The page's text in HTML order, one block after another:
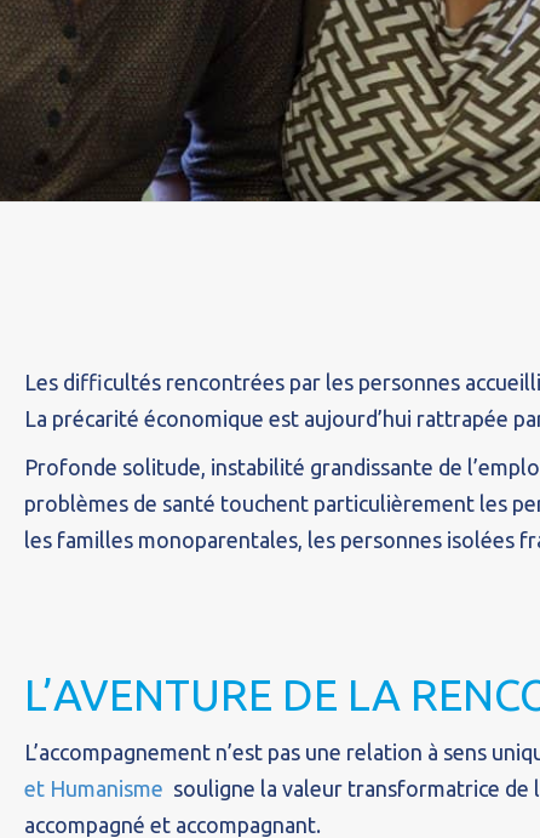
Les difficultés rencontrées par les personnes
La précarité économique est aujourd’hui rattrapée
Profonde solitude, instabilité grandissante de
problèmes de santé touchent particulièrement les
les familles monoparentales, les personnes isolées
L’AVENTURE DE LA
L’accompagnement n’est pas une relation à sens
et Humanisme souligne la valeur transformatrice de
accompagné et accompagnant.